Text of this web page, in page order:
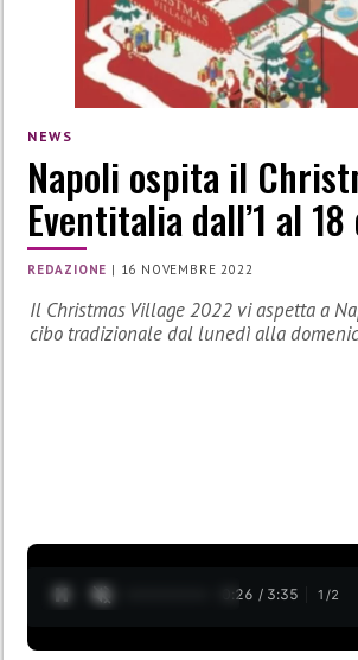
NEWS
Napoli ospita il
Eventitalia dall’1 al
REDAZIONE | 16 NOVEMBRE 2022
Il Christmas Village 2022 vi aspetta a
cibo tradizionale dal lunedì alla
0:27 / 3:35 1 /2